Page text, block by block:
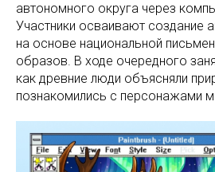
автономного округа через
Участники осваивают создание
на основе национальной
образов. В ходе очередного
как древние люди объясняли
познакомились с персонажами